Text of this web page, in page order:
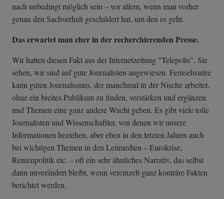
nach unbedingt möglich sein – vor allem, wenn man vorher
genau den Sachverhalt geschildert hat, um den es geht.
Das erwartet man eher in der recherchierenden Presse.
Wir hatten diesen Fakt aus der Internetzeitung "Telepolis". Sie
sehen, wir sind auf gute Journalisten angewiesen. Fernsehsatire
kann guten Journalismus, der manchmal in der Nische arbeitet,
ohne ein breites Publikum zu finden, verstärken und ergänzen
und Themen eine ganz andere Wucht geben. Es gibt viele tolle
Journalisten und Wissenschaftler, von denen wir unsere
Informationen beziehen, aber eben in den letzten Jahren auch
bei wichtigen Themen in den Leitmedien – Eurokrise,
Rentenpolitik etc. – oft ein sehr ähnliches Narrativ, das selbst
dann unverändert bleibt, wenn vereinzelt ganz konträre Fakten
berichtet werden.